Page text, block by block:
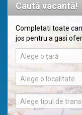
Caută vacantă!
Completati toate
jos pentru a gasi
Alege o țară
Alege o localitate
Alege tipul de